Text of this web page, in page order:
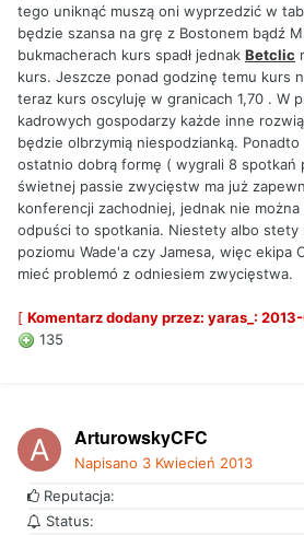
tego uniknąć muszą oni wyprzedzić w
będzie szansa na grę z Bostonem bądź
bukmacherach kurs spadł jednak Betclic
kurs. Jeszcze ponad godzinę temu kurs
teraz kurs oscyluję w granicach 1,70 . W
kadrowych gospodarzy każde inne
będzie olbrzymią niespodzianką.
ostatnio dobrą formę ( wygrali 8 spotkań
świetnej passie zwycięstw ma już
konferencji zachodniej, jednak nie można
odpuści to spotkania. Niestety albo stety
poziomu Wade'a czy Jamesa, więc ekipa
mieć problemó z odniesiem zwycięstwa.
[ Komentarz dodany przez: yaras_:
135
ArturowskyCFC
Napisano 3 Kwiecień 2013
Reputacja:
Status: